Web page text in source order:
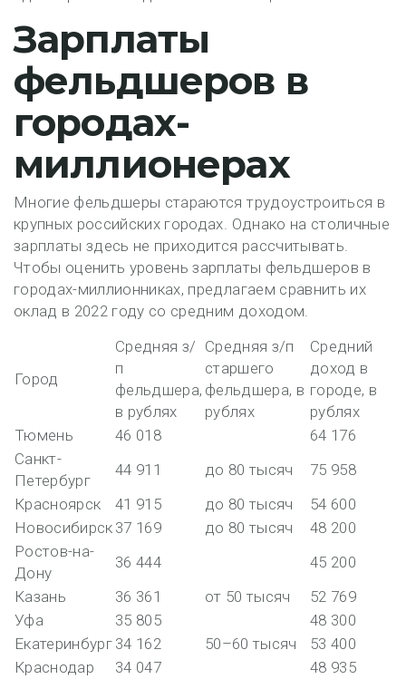
Зарплаты
фельдшеров в
городах-
миллионерах
Многие фельдшеры стараются трудоустроиться в
крупных российских городах. Однако на столичные
зарплаты здесь не приходится рассчитывать.
Чтобы оценить уровень зарплаты фельдшеров в
городах-миллионниках, предлагаем сравнить их
оклад в 2022 году со средним доходом.
Город
Средняя з/
п
фельдшера,
в рублях
Средняя з/п
старшего
фельдшера, в
рублях
Средний
доход в
городе, в
рублях
Тюмень
46 018
64 176
Санкт-
Петербург
44 911 до 80 тысяч
75 958
Красноярск
41 915 до 80 тысяч
54 600
Новосибирск 37 169 до 80 тысяч
48 200
Ростов-на-
Дону
36 444
45 200
Казань
36 361 от 50 тысяч
52 769
Уфа
35 805
48 300
Екатеринбург 34 162 50–60 тысяч
53 400
Краснодар
34 047
48 935